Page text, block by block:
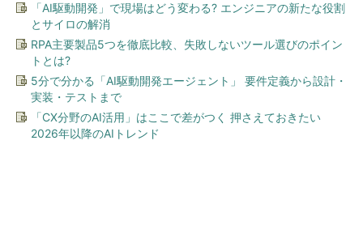
「AI駆動開発」で現場はどう変わる? エンジニアの新たな役割
とサイロの解消
RPA主要製品5つを徹底比較、失敗しないツール選びのポイン
トとは?
5分で分かる「AI駆動開発エージェント」 要件定義から設計・
実装・テストまで
「CX分野のAI活用」はここで差がつく 押さえておきたい
2026年以降のAIトレンド